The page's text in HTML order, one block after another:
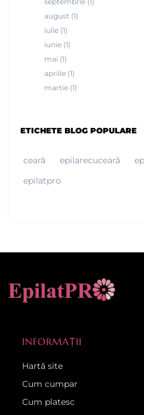
august (1)
iulie (1)
iunie (1)
mai (1)
aprilie (1)
martie (1)
ETICHETE BLOG POPULARE
ceară epilarecuceară
epilatpro
INFORMAȚII
Hartă site
Cum cumpar
Cum platesc